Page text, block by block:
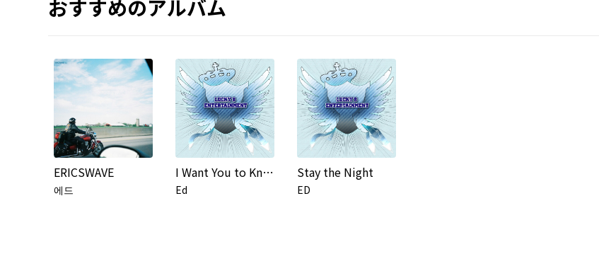
おすすめのアルバム
ERICSWAVE
에드
I Want You to Know
Ed
Stay the Night
ED